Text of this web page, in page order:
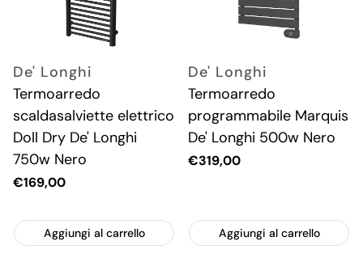
De' Longhi
Termoarredo
scaldasalviette elettrico
Doll Dry De' Longhi
750w Nero
Prezzo
€169,00
Aggiungi al carrello
De' Longhi
Termoarredo
programmabile Marquis
De' Longhi 500w Nero
Prezzo
€319,00
Aggiungi al carrello